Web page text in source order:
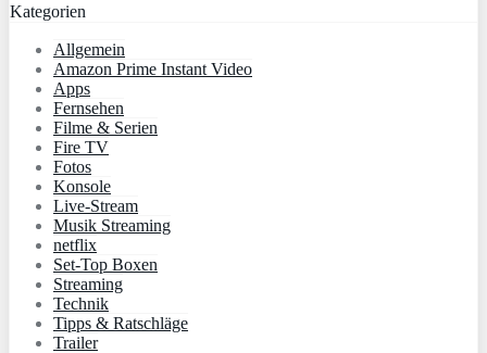
Kategorien
Allgemein
Amazon Prime Instant Video
Apps
Fernsehen
Filme & Serien
Fire TV
Fotos
Konsole
Live-Stream
Musik Streaming
netflix
Set-Top Boxen
Streaming
Technik
Tipps & Ratschläge
Trailer